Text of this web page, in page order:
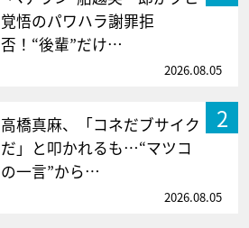
覚悟のパワハラ謝罪拒
否！“後輩”だけ…
2026.08.05
2
高橋真麻、「コネだブサイク
だ」と叩かれるも…“マツコ
の一言”から…
2026.08.05